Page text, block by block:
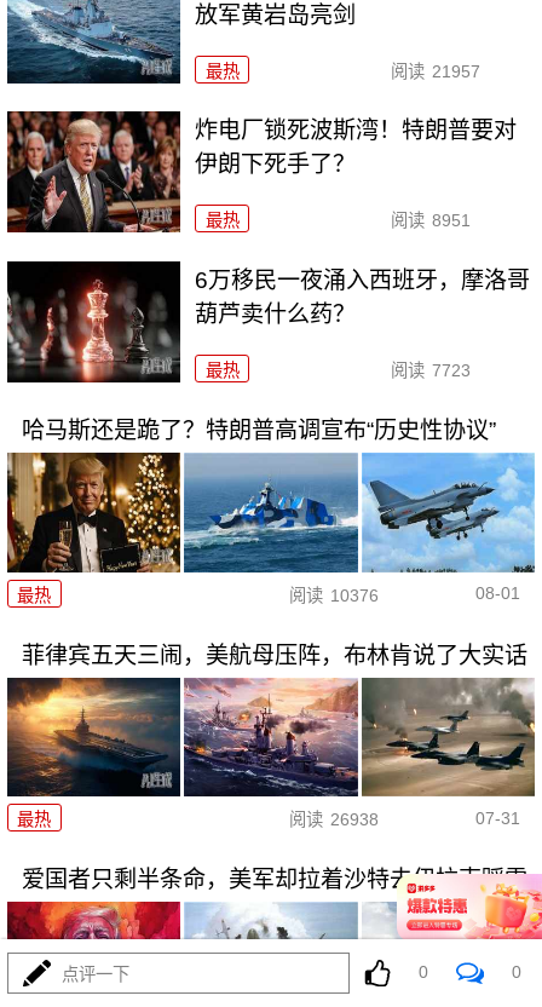
放军黄岩岛亮剑
最热 阅读 21957
炸电厂锁死波斯湾！特朗普要对
伊朗下死手了？
最热 阅读 8951
6万移民一夜涌入西班牙，摩洛哥
葫芦卖什么药？
最热 阅读 7723
哈马斯还是跪了？特朗普高调宣布“历史性协议”
最热 阅读 10376 08-01
菲律宾五天三闹，美航母压阵，布林肯说了大实话
最热 阅读 26938 07-31
爱国者只剩半条命，美军却拉着沙特去伊拉克踩雷
点评一下 0 0